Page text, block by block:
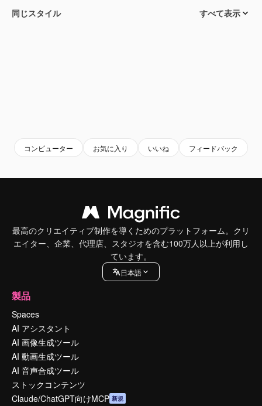
同じスタイル すべて表示
コンピューター お気に入り いいね フィードバック
最高のクリエイティブ制作を導くためのプラットフォーム。クリ
エイター、企業、代理店、スタジオを含む100万人以上が利用し
ています。
日本語
製品
Spaces
AI アシスタント
AI 画像生成ツール
AI 動画生成ツール
AI 音声合成ツール
ストックコンテンツ
Claude/ChatGPT向けMCP 新規